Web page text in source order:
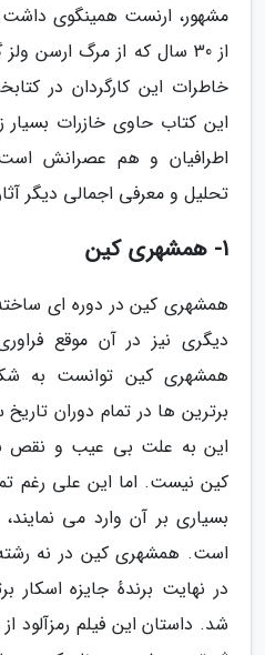
از 30 سال که از مرگ ارسن
خاطرات این کارگردان در
این کتاب حاوی خازرات بسیار
اطرافیان و هم عصرانش
تحلیل و معرفی اجمالی دیگر
1- همشهری کین
همشهری کین در دوره ای
دیگری نیز در آن موقع
همشهری کین توانست به
برترین ها در تمام دوران
این به علت بی عیب و نقص
کین نیست. اما این علی رغم
بسیاری بر آن وارد می
است. همشهری کین در نه رشته
در نهایت برندهٔ جایزه اسکار
شد. داستان این فیلم رمزآلود